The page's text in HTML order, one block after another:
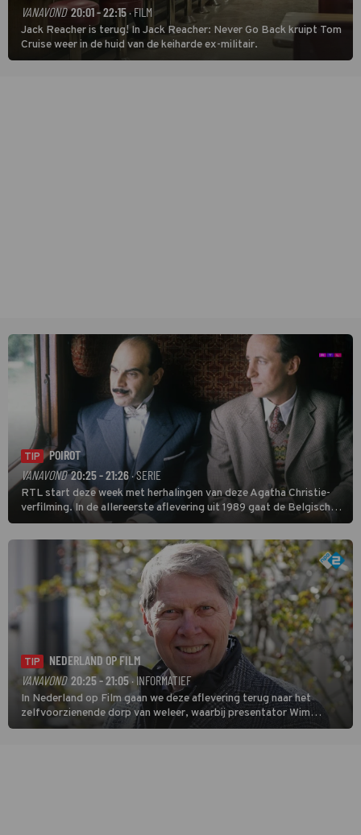
VANAVOND 20:01 - 22:15· FILM
Jack Reacher is terug! In Jack Reacher: Never Go Back kruipt Tom
Cruise weer in de huid van de keiharde ex-militair.
TIP
POIROT
VANAVOND 20:25 - 21:26 · SERIE
RTL start deze week met herhalingen van deze Agatha Christie-
verfilming. In de allereerste aflevering uit 1989 gaat de Belgische
speurder op zoek naar een vermiste kok. Poirot raakt al snel
verwikkeld in een moordzaak. (HH)
TIP
NEDERLAND OP FILM
VANAVOND 20:25 - 21:05· INFORMATIEF
In Nederland op Film gaan we deze aflevering terug naar het
zelfvoorzienende dorp van weleer, waarbij presentator Wim
Daniëls de kijkers meeneemt op reis door de tijd aan de hand van